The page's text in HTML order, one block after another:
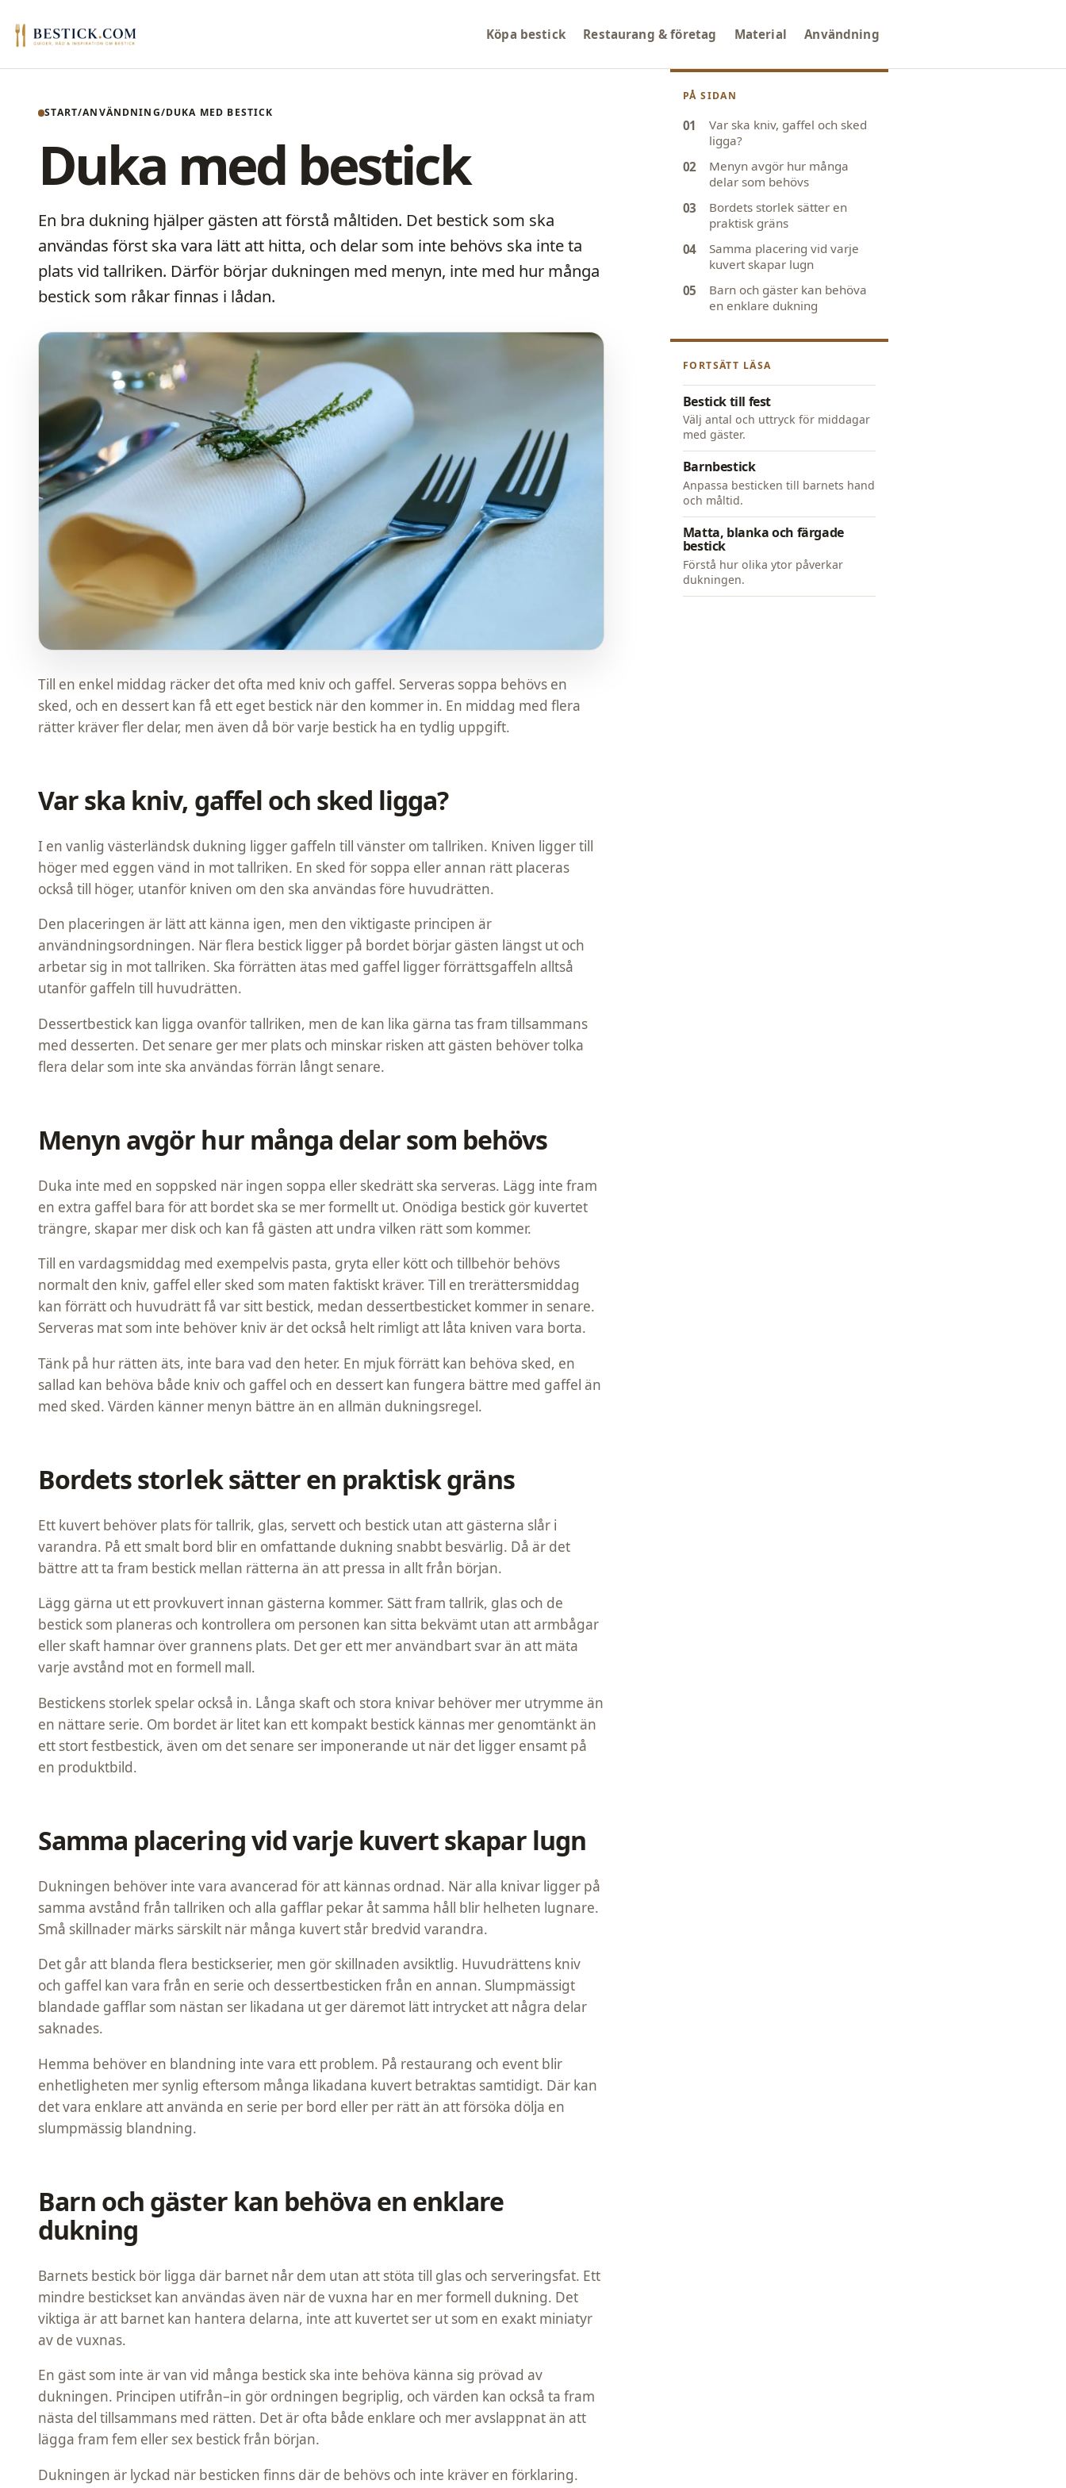
Köpa bestick Restaurang & företag Material Användning
START ANVÄNDNING DUKA MED BESTICK
Duka med bestick
En bra dukning hjälper gästen att förstå måltiden. Det bestick som ska
användas först ska vara lätt att hitta, och delar som inte behövs ska inte ta
plats vid tallriken. Därför börjar dukningen med menyn, inte med hur många
bestick som råkar finnas i lådan.
Till en enkel middag räcker det ofta med kniv och gaffel. Serveras soppa behövs en
sked, och en dessert kan få ett eget bestick när den kommer in. En middag med flera
rätter kräver fler delar, men även då bör varje bestick ha en tydlig uppgift.
Var ska kniv, gaffel och sked ligga?
I en vanlig västerländsk dukning ligger gaffeln till vänster om tallriken. Kniven ligger till
höger med eggen vänd in mot tallriken. En sked för soppa eller annan rätt placeras
också till höger, utanför kniven om den ska användas före huvudrätten.
Den placeringen är lätt att känna igen, men den viktigaste principen är
användningsordningen. När flera bestick ligger på bordet börjar gästen längst ut och
arbetar sig in mot tallriken. Ska förrätten ätas med gaffel ligger förrättsgaffeln alltså
utanför gaffeln till huvudrätten.
Dessertbestick kan ligga ovanför tallriken, men de kan lika gärna tas fram tillsammans
med desserten. Det senare ger mer plats och minskar risken att gästen behöver tolka
flera delar som inte ska användas förrän långt senare.
Menyn avgör hur många delar som behövs
Duka inte med en soppsked när ingen soppa eller skedrätt ska serveras. Lägg inte fram
en extra gaffel bara för att bordet ska se mer formellt ut. Onödiga bestick gör kuvertet
trängre, skapar mer disk och kan få gästen att undra vilken rätt som kommer.
Till en vardagsmiddag med exempelvis pasta, gryta eller kött och tillbehör behövs
normalt den kniv, gaffel eller sked som maten faktiskt kräver. Till en trerättersmiddag
kan förrätt och huvudrätt få var sitt bestick, medan dessertbesticket kommer in senare.
Serveras mat som inte behöver kniv är det också helt rimligt att låta kniven vara borta.
Tänk på hur rätten äts, inte bara vad den heter. En mjuk förrätt kan behöva sked, en
sallad kan behöva både kniv och gaffel och en dessert kan fungera bättre med gaffel än
med sked. Värden känner menyn bättre än en allmän dukningsregel.
Bordets storlek sätter en praktisk gräns
Ett kuvert behöver plats för tallrik, glas, servett och bestick utan att gästerna slår i
varandra. På ett smalt bord blir en omfattande dukning snabbt besvärlig. Då är det
bättre att ta fram bestick mellan rätterna än att pressa in allt från början.
Lägg gärna ut ett provkuvert innan gästerna kommer. Sätt fram tallrik, glas och de
bestick som planeras och kontrollera om personen kan sitta bekvämt utan att armbågar
eller skaft hamnar över grannens plats. Det ger ett mer användbart svar än att mäta
varje avstånd mot en formell mall.
Bestickens storlek spelar också in. Långa skaft och stora knivar behöver mer utrymme än
en nättare serie. Om bordet är litet kan ett kompakt bestick kännas mer genomtänkt än
ett stort festbestick, även om det senare ser imponerande ut när det ligger ensamt på
en produktbild.
Samma placering vid varje kuvert skapar lugn
Dukningen behöver inte vara avancerad för att kännas ordnad. När alla knivar ligger på
samma avstånd från tallriken och alla gafflar pekar åt samma håll blir helheten lugnare.
Små skillnader märks särskilt när många kuvert står bredvid varandra.
Det går att blanda flera bestickserier, men gör skillnaden avsiktlig. Huvudrättens kniv
och gaffel kan vara från en serie och dessertbesticken från en annan. Slumpmässigt
blandade gafflar som nästan ser likadana ut ger däremot lätt intrycket att några delar
saknades.
Hemma behöver en blandning inte vara ett problem. På restaurang och event blir
enhetligheten mer synlig eftersom många likadana kuvert betraktas samtidigt. Där kan
det vara enklare att använda en serie per bord eller per rätt än att försöka dölja en
slumpmässig blandning.
Barn och gäster kan behöva en enklare
dukning
Barnets bestick bör ligga där barnet når dem utan att stöta till glas och serveringsfat. Ett
mindre bestickset kan användas även när de vuxna har en mer formell dukning. Det
viktiga är att barnet kan hantera delarna, inte att kuvertet ser ut som en exakt miniatyr
av de vuxnas.
En gäst som inte är van vid många bestick ska inte behöva känna sig prövad av
dukningen. Principen utifrån–in gör ordningen begriplig, och värden kan också ta fram
nästa del tillsammans med rätten. Det är ofta både enklare och mer avslappnat än att
lägga fram fem eller sex bestick från början.
Dukningen är lyckad när besticken finns där de behövs och inte kräver en förklaring.
PÅ SIDAN
Var ska kniv, gaffel och sked
ligga?
Menyn avgör hur många
delar som behövs
Bordets storlek sätter en
praktisk gräns
Samma placering vid varje
kuvert skapar lugn
Barn och gäster kan behöva
en enklare dukning
FORTSÄTT LÄSA
Bestick till fest
Välj antal och uttryck för middagar
med gäster.
Barnbestick
Anpassa besticken till barnets hand
och måltid.
Matta, blanka och färgade
bestick
Förstå hur olika ytor påverkar
dukningen.